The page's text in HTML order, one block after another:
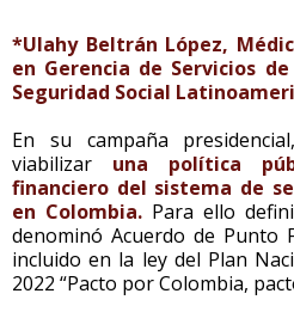
*Ulahy Beltrán López,
en Gerencia de Servicios
Seguridad Social
En su campaña
viabilizar una política
financiero del sistema de
en Colombia.Para ello
denominó Acuerdo de Punto
incluido en la ley del Plan
2022 “Pacto por Colombia,